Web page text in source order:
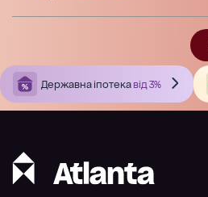
Державна іпотека від 3%